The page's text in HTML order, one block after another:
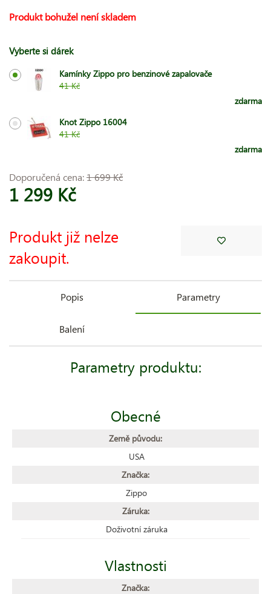
Produkt bohužel není skladem
Vyberte si dárek
Kamínky Zippo pro benzinové zapalovače
41 Kč
zdarma
Knot Zippo 16004
41 Kč
zdarma
Doporučená cena:1 699 Kč
1 299 Kč
Produkt již nelze
zakoupit.
Popis Parametry
Balení
Parametry produktu:
Obecné
Země původu:
USA
Značka:
Zippo
Záruka:
Doživotní záruka
Vlastnosti
Značka: